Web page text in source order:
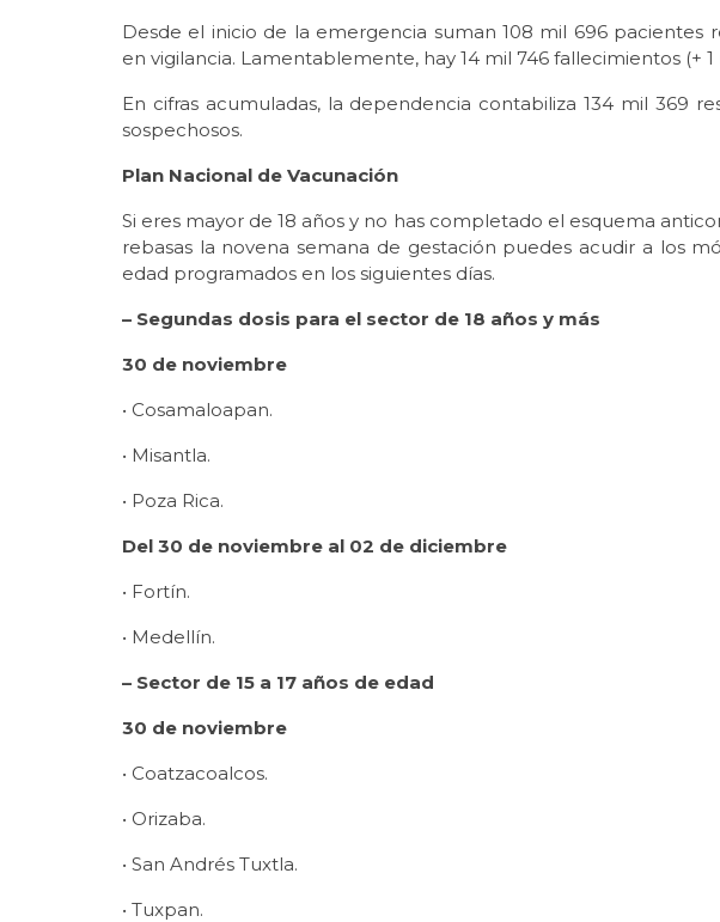
Desde el inicio de la emergencia suman 108 mil 696 pacientes
en vigilancia. Lamentablemente, hay 14 mil 746 fallecimientos (+ 1
En cifras acumuladas, la dependencia contabiliza 134 mil 369
sospechosos.
Plan Nacional de Vacunación
Si eres mayor de 18 años y no has completado el esquema
rebasas la novena semana de gestación puedes acudir a los
edad programados en los siguientes días.
– Segundas dosis para el sector de 18 años y más
30 de noviembre
• Cosamaloapan.
• Misantla.
• Poza Rica.
Del 30 de noviembre al 02 de diciembre
• Fortín.
• Medellín.
– Sector de 15 a 17 años de edad
30 de noviembre
• Coatzacoalcos.
• Orizaba.
• San Andrés Tuxtla.
• Tuxpan.